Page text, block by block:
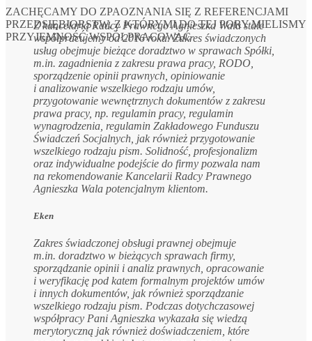
ZACHĘCAMY DO ZPAOZNANIA SIĘ Z REFERENCJAMI
PRZEDSIĘBIORSTW, Z KTÓRYMI DO TEJ PORY MIELISMY
PRZYJEMNOŚĆ WSPÓŁPRACOWAĆ
Z kancelarią Radcy Prawnego Agnieszka Wala stale
współpracujemy od 2016 roku. Zakres świadczonych
usług obejmuje bieżące doradztwo w sprawach Spółki,
m.in. zagadnienia z zakresu prawa pracy, RODO,
sporządzenie opinii prawnych, opiniowanie
i analizowanie wszelkiego rodzaju umów,
przygotowanie wewnętrznych dokumentów z zakresu
prawa pracy, np. regulamin pracy, regulamin
wynagrodzenia, regulamin Zakładowego Funduszu
Świadczeń Socjalnych, jak również przygotowanie
wszelkiego rodzaju pism. Solidność, profesjonalizm
oraz indywidualne podejście do firmy pozwala nam
na rekomendowanie Kancelarii Radcy Prawnego
Agnieszka Wala potencjalnym klientom.
Eken
Zakres świadczonej obsługi prawnej obejmuje
m.in. doradztwo w bieżących sprawach firmy,
sporządzanie opinii i analiz prawnych, opracowanie
i weryfikację pod katem formalnym projektów umów
i innych dokumentów, jak również sporządzanie
wszelkiego rodzaju pism. Podczas dotychczasowej
współpracy Pani Agnieszka wykazała się wiedzą
merytoryczną jak również doświadczeniem, które